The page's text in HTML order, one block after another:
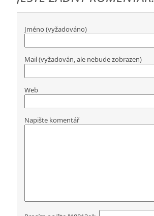
Jméno (vyžadováno)
Mail (vyžadován, ale nebude zobrazen)
Web
Napište komentář